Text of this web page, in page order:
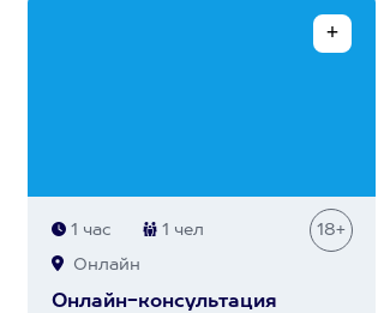
1 час 1 чел 18+
Онлайн
Онлайн-консультация